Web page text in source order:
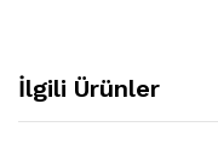
İlgili Ürünler